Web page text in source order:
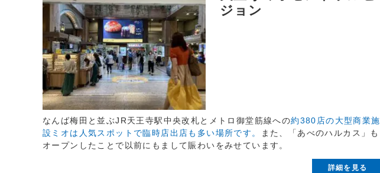
ジョン
なんば梅田と並ぶJR天王寺駅中央改札とメトロ御堂筋線への約380店の大型商業施
設ミオは人気スポットで臨時店出店も多い場所です。
また、「あべのハルカス」も
オープンしたことで以前にもまして賑わいをみせています。
詳細を見る